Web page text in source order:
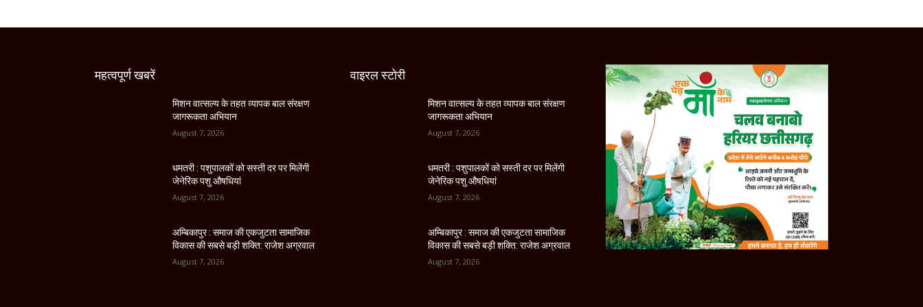
महत्वपूर्ण खबरें
मिशन वात्सल्य के तहत व्यापक बाल संरक्षण
जागरूकता अभियान
August 7, 2026
धमतरी : पशुपालकों को सस्ती दर पर मिलेंगी
जेनेरिक पशु औषधियां
August 7, 2026
अम्बिकापुर : समाज की एकजुटता सामाजिक
विकास की सबसे बड़ी शक्ति: राजेश अग्रवाल
August 7, 2026
वाइरल स्टोरी
मिशन वात्सल्य के तहत व्यापक बाल संरक्षण
जागरूकता अभियान
August 7, 2026
धमतरी : पशुपालकों को सस्ती दर पर मिलेंगी
जेनेरिक पशु औषधियां
August 7, 2026
अम्बिकापुर : समाज की एकजुटता सामाजिक
विकास की सबसे बड़ी शक्ति: राजेश अग्रवाल
August 7, 2026